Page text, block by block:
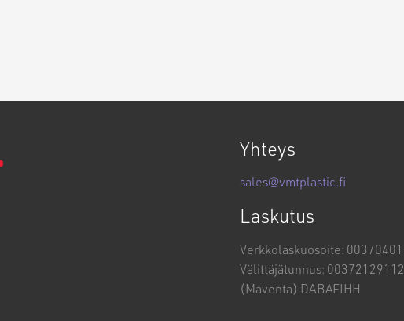
Yhteys
sales@vmtplastic.fi
Laskutus
Verkkolaskuosoite:
Välittäjätunnus:
(Maventa) DABAFIHH